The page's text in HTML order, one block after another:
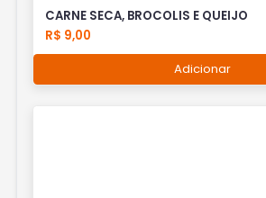
CARNE SECA, BROCOLIS E QUEIJO
R$ 9,00
Adicionar